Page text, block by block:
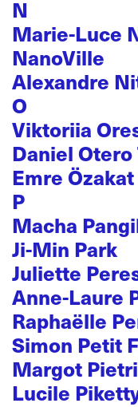
N
Marie-Luce
NanoVille
Alexandre
O
Viktoriia
Daniel
Emre Özakat
P
Macha
Ji-Min Park
Juliette
Anne-Laure
Raphaëlle
Simon Petit
Margot Pietri
Lucile